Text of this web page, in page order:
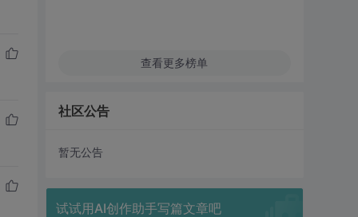
查看更多榜单
社区公告
暂无公告
试试用AI创作助手写篇文章吧